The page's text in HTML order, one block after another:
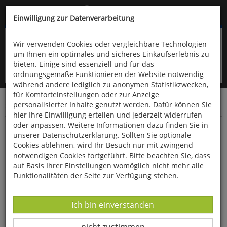
Kompletten Head der Seite überspringen
oder (06766) 9323-960
Startseite Bücher Geschichte Zeitgeschichte
Feuersturm
Einwilligung zur Datenverarbeitung
Wir verwenden Cookies oder vergleichbare Technologien
um Ihnen ein optimales und sicheres Einkaufserlebnis zu
bieten. Einige sind essenziell und für das
ordnungsgemäße Funktionieren der Website notwendig
während andere lediglich zu anonymen Statistikzwecken,
für Komforteinstellungen oder zur Anzeige
personalisierter Inhalte genutzt werden. Dafür können Sie
hier Ihre Einwilligung erteilen und jederzeit widerrufen
oder anpassen. Weitere Informationen dazu finden Sie in
unserer Datenschutzerklärung. Sollten Sie optionale
Cookies ablehnen, wird Ihr Besuch nur mit zwingend
notwendigen Cookies fortgeführt. Bitte beachten Sie, dass
auf Basis Ihrer Einstellungen womöglich nicht mehr alle
Funktionalitäten der Seite zur Verfügung stehen.
Datenverarbeitung -
Ich bin einverstanden